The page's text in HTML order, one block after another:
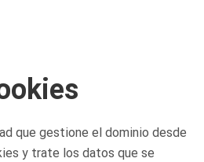
que gestione el dominio desde
y trate los datos que se